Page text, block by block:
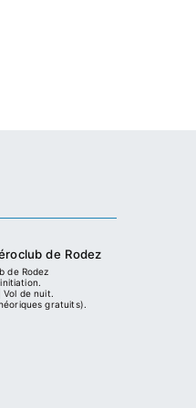
de Rodez
de Rodez
Vol de nuit.
gratuits).